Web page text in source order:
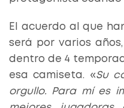
El acuerdo al que
será por varios
dentro de 4
esa camiseta. «Su
orgullo. Para mí es